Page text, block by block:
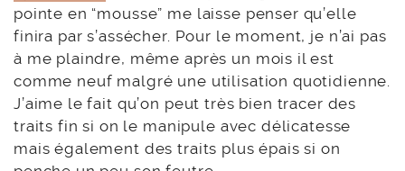
pointe en “mousse” me laisse penser qu’elle
finira par s’assécher. Pour le moment, je n’ai pas
à me plaindre, même après un mois il est
comme neuf malgré une utilisation quotidienne.
J’aime le fait qu’on peut très bien tracer des
traits fin si on le manipule avec délicatesse
mais également des traits plus épais si on